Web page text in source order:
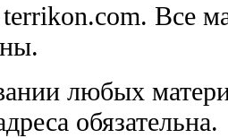
Все
любых
обязательна.